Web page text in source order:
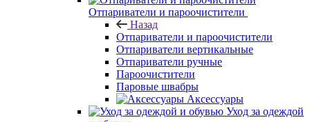
Отпариватели и пароочистители
Назад
Отпариватели и пароочистители
Отпариватели вертикальные
Отпариватели ручные
Пароочистители
Паровые швабры
Аксессуары
Уход за одеждой